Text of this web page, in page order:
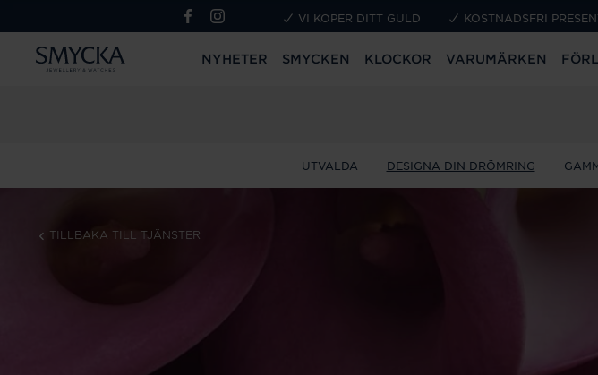
VI KÖPER DITT GULD KOSTNADSFRI
NYHETER SMYCKEN KLOCKOR VARUMÄRKEN
UTVALDA DESIGNA DIN DRÖMRING
TILLBAKA TILL TJÄNSTER